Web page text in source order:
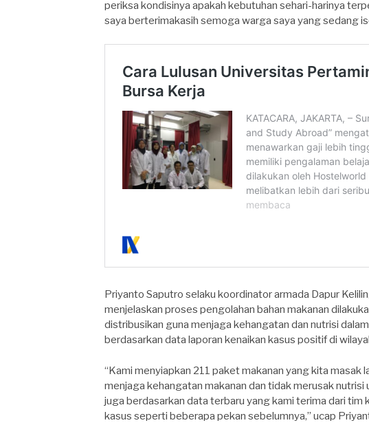
periksa kondisinya apakah kebutuhan sehari-harinya
saya berterimakasih semoga warga saya yang sedang
Priyanto Saputro selaku koordinator armada Dapur
menjelaskan proses pengolahan bahan makanan
distribusikan guna menjaga kehangatan dan nutrisi
berdasarkan data laporan kenaikan kasus positif di
“Kami menyiapkan 211 paket makanan yang kita
menjaga kehangatan makanan dan tidak merusak nutrisi
juga berdasarkan data terbaru yang kami terima dari tim
kasus seperti beberapa pekan sebelumnya,” ucap